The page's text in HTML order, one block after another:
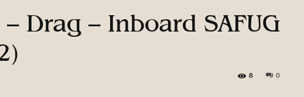
Drag – Inboard SAFUG
0
8